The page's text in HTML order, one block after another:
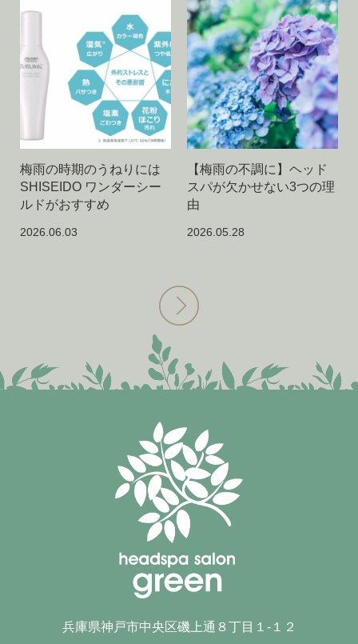
梅雨の時期のうねりには
SHISEIDO ワンダーシー
ルドがおすすめ
2026.06.03
【梅雨の不調に】ヘッド
スパが欠かせない3つの理
由
2026.05.28
兵庫県神戸市中央区磯上通８丁目１-１２